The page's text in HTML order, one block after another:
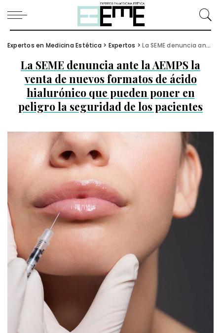
Expertos en Medicina Estética > Expertos >La SEME denuncia ante la AEMPS la venta de nuevos formatos de ácido hialurónico que pueden poner en peligro la seguridad de los pacientes
La SEME denuncia ante la AEMPS la
venta de nuevos formatos de ácido
hialurónico que pueden poner en
peligro la seguridad de los pacientes